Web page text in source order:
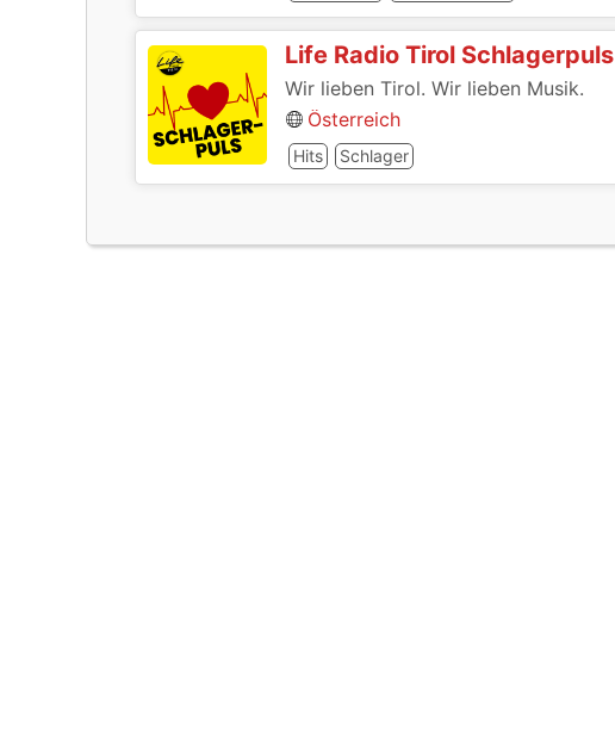
Life Radio Tirol Schlagerpuls
Wir lieben Tirol. Wir lieben Musik.
Österreich
Hits Schlager